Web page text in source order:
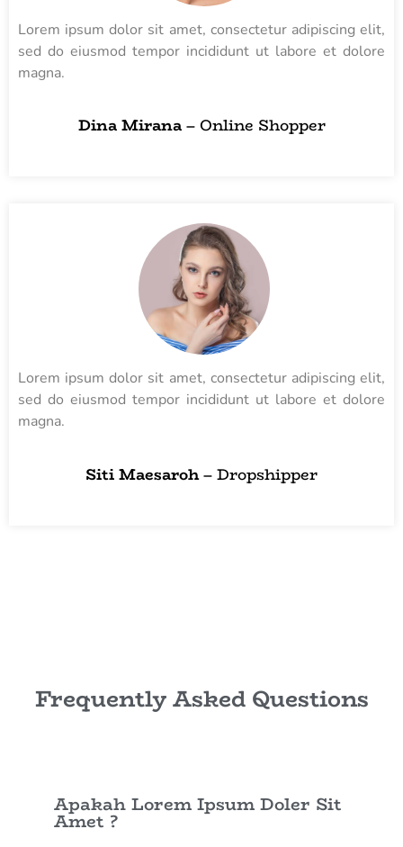
Lorem ipsum dolor sit amet, consectetur adipiscing elit,
sed do eiusmod tempor incididunt ut labore et dolore
magna.
Dina Mirana– Online Shopper
Lorem ipsum dolor sit amet, consectetur adipiscing elit,
sed do eiusmod tempor incididunt ut labore et dolore
magna.
Siti Maesaroh– Dropshipper
Frequently Asked Questions
Apakah Lorem Ipsum Doler Sit
Amet ?